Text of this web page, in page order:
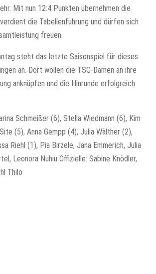
Mit nun 12:4 Punkten übernehmen die
die Tabellenführung und dürfen sich
freuen.
steht das letzte Saisonspiel für dieses
an. Dort wollen die TSG-Damen an ihre
anknüpfen und die Hinrunde erfolgreich
Schmeißer (6), Stella Wiedmann (6), Kim
(5), Anna Gempp (4), Julia Wälther (2),
Riehl (1), Pia Birzele, Jana Emmerich, Julia
Leonora Nuhiu Offizielle: Sabine Knödler,
Thilo